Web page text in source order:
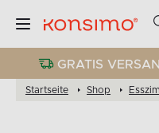
GRATIS
Startseite Shop